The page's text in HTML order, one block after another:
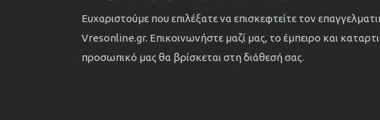
Ευχαριστούμε που επιλέξατε να επισκεφτείτε τον
Vresonline.gr. Επικοινωνήστε μαζί μας, το έμπειρο και
προσωπικό μας θα βρίσκεται στη διάθεσή σας.